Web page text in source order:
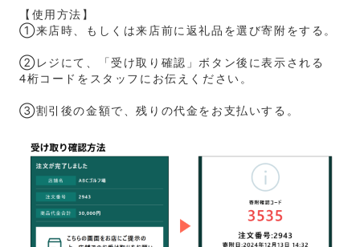
【使用方法】
①来店時、もしくは来店前に返礼品を選び寄附をする。
②レジにて、「受け取り確認」ボタン後に表示される
4桁コードをスタッフにお伝えください。
③割引後の金額で、残りの代金をお支払いする。